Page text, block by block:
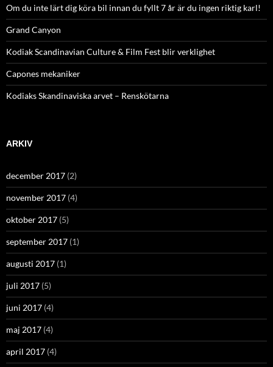
r
:
Om du inte lärt dig köra bil innan du fyllt 7 år är du ingen riktig karl!
Grand Canyon
Kodiak Scandinavian Culture & Film Fest blir verklighet
Capones mekaniker
Kodiaks Skandinaviska arvet – Renskötarna
ARKIV
december 2017 (2)
november 2017 (4)
oktober 2017 (5)
september 2017 (1)
augusti 2017 (1)
juli 2017 (5)
juni 2017 (4)
maj 2017 (4)
april 2017 (4)